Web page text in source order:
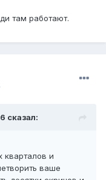
там работают.
сказал:
кварталов и
ваше